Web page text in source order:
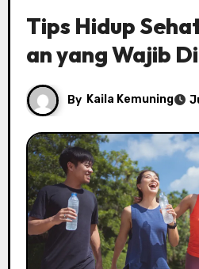
Tips Hidup
an yang Wajib
By Kaila Kemuning